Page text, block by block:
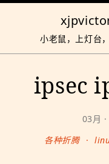
小老鼠，上灯台
ipsec
03月
各种折腾
·